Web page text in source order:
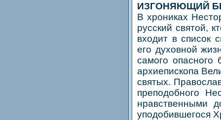
ИЗГОНЯЮЩИЙ
В хрониках
русский святой,
входит в список
его духовной
самого опасного
архиепископа
святых.
преподобного
нравственными
уподобившегося